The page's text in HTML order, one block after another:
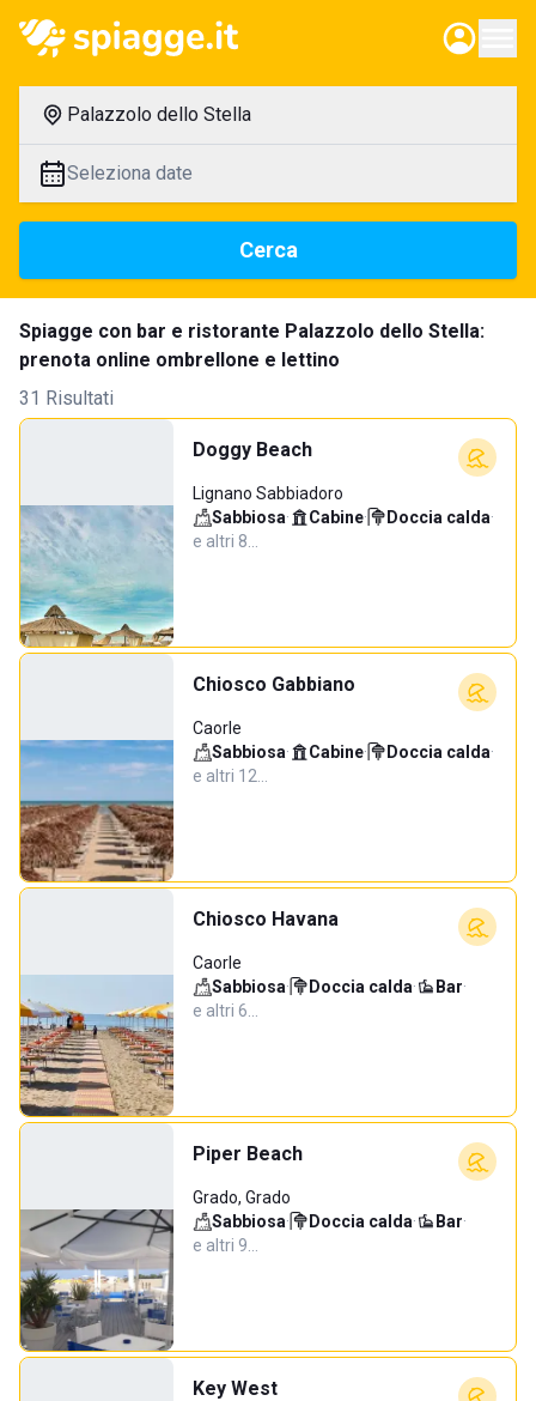
Palazzolo dello Stella
Seleziona date
Cerca
Spiagge con bar e ristorante Palazzolo dello Stella:
prenota online ombrellone e lettino
31 Risultati
Doggy Beach
Lignano Sabbiadoro
Sabbiosa· Cabine· Doccia calda·
e altri 8…
Chiosco Gabbiano
Caorle
Sabbiosa· Cabine· Doccia calda·
e altri 12…
Chiosco Havana
Caorle
Sabbiosa· Doccia calda· Bar·
e altri 6…
Piper Beach
Grado, Grado
Sabbiosa· Doccia calda· Bar·
e altri 9…
Key West